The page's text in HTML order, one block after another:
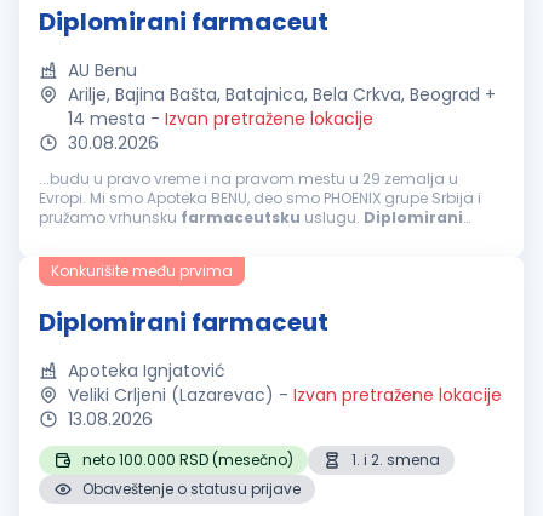
Diplomirani farmaceut
AU Benu
Arilje, Bajina Bašta, Batajnica, Bela Crkva, Beograd +
14 mesta - Izvan pretražene lokacije
30.08.2026
...budu u pravo vreme i na pravom mestu u 29 zemalja u
Evropi. Mi smo Apoteka BENU, deo smo PHOENIX grupe Srbija i
pružamo vrhunsku farmaceutsku uslugu. Diplomirani
Brestovac, Kačarevo, Bela...
Konkurišite među prvima
Diplomirani farmaceut
Apoteka Ignjatović
Veliki Crljeni (Lazarevac) - Izvan pretražene lokacije
13.08.2026
neto 100.000 RSD (mesečno)
1. i 2. smena
Obaveštenje o statusu prijave